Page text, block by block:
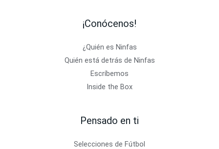
¡Conócenos!
¿Quién es Ninfas
Quién está detrás de Ninfas
Escríbemos
Inside the Box
Pensado en ti
Selecciones de Fútbol